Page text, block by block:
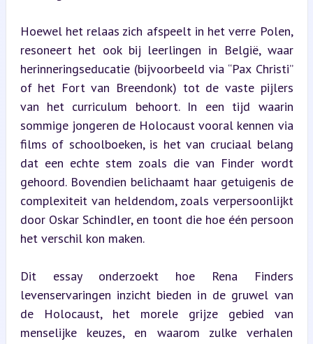
Hoewel het relaas zich afspeelt in het verre Polen,
resoneert het ook bij leerlingen in België, waar
herinneringseducatie (bijvoorbeeld via “Pax Christi”
of het Fort van Breendonk) tot de vaste pijlers
van het curriculum behoort. In een tijd waarin
sommige jongeren de Holocaust vooral kennen via
films of schoolboeken, is het van cruciaal belang
dat een echte stem zoals die van Finder wordt
gehoord. Bovendien belichaamt haar getuigenis de
complexiteit van heldendom, zoals verpersoonlijkt
door Oskar Schindler, en toont die hoe één persoon
het verschil kon maken.
Dit essay onderzoekt hoe Rena Finders
levenservaringen inzicht bieden in de gruwel van
de Holocaust, het morele grijze gebied van
menselijke keuzes, en waarom zulke verhalen